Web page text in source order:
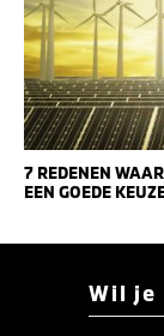
7 REDENEN
EEN GOEDE
Wil je